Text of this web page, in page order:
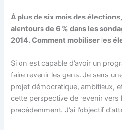
À plus de six mois des
alentours de 6 % dans les
2014. Comment mobiliser les
Si on est capable d’avoir un
faire revenir les gens. Je sens
projet démocratique, ambitieux,
cette perspective de revenir vers
précédemment. J’ai l’objectif